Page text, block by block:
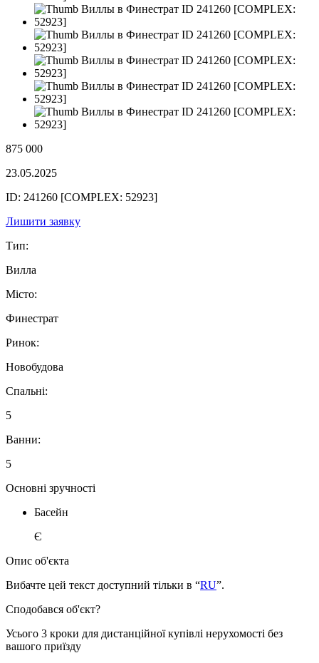
875 000
23.05.2025
ID: 241260 [COMPLEX: 52923]
Лишити заявку
Тип:
Вилла
Місто:
Финестрат
Ринок:
Новобудова
Спальні:
5
Ванни:
5
Основні зручності
Басейн
Є
Опис об'єкта
Вибачте цей текст доступний тільки в “RU”.
Сподобався об'єкт?
Усього 3 кроки для дистанційної купівлі нерухомості без
вашого приїзду